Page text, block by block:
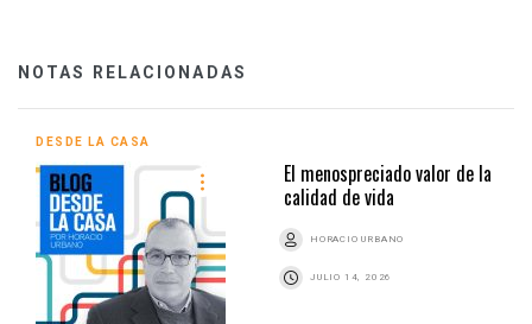
NOTAS RELACIONADAS
DESDE LA CASA
El menospreciado valor de la
calidad de vida
HORACIO URBANO
JULIO 14, 2026